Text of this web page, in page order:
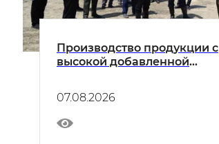
Производство продукции с
высокой добавленной
07.08.2026